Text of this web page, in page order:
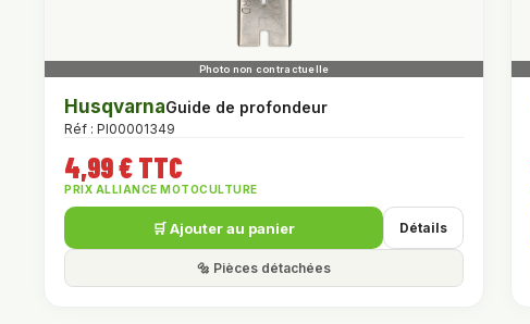
HusqvarnaGuide de profondeur
Réf : PI00001349
4,99 € TTC
PRIX ALLIANCE MOTOCULTURE
🛒 Ajouter au panier Détails
🔩 Pièces détachées